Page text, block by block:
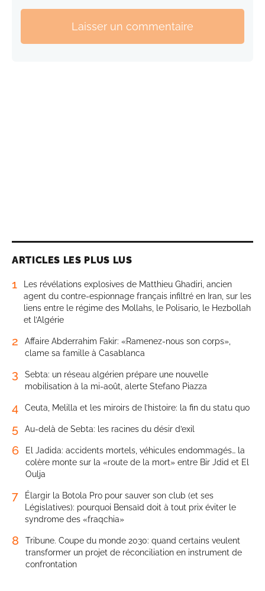
Laisser un commentaire
ARTICLES LES PLUS LUS
1
Les révélations explosives de Matthieu Ghadiri, ancien
agent du contre-espionnage français infiltré en Iran, sur les
liens entre le régime des Mollahs, le Polisario, le Hezbollah
et l’Algérie
2
Affaire Abderrahim Fakir: «Ramenez-nous son corps»,
clame sa famille à Casablanca
3
Sebta: un réseau algérien prépare une nouvelle
mobilisation à la mi-août, alerte Stefano Piazza
4 Ceuta, Melilla et les miroirs de l’histoire: la fin du statu quo
5 Au-delà de Sebta: les racines du désir d’exil
6
El Jadida: accidents mortels, véhicules endommagés… la
colère monte sur la «route de la mort» entre Bir Jdid et El
Oulja
7
Élargir la Botola Pro pour sauver son club (et ses
Législatives): pourquoi Bensaïd doit à tout prix éviter le
syndrome des «fraqchia»
8
Tribune. Coupe du monde 2030: quand certains veulent
transformer un projet de réconciliation en instrument de
confrontation